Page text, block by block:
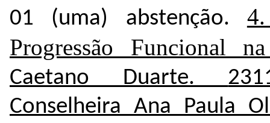
01 (uma) abstenção.
Progressão Funcional
Caetano Duarte.
Conselheira Ana Paula